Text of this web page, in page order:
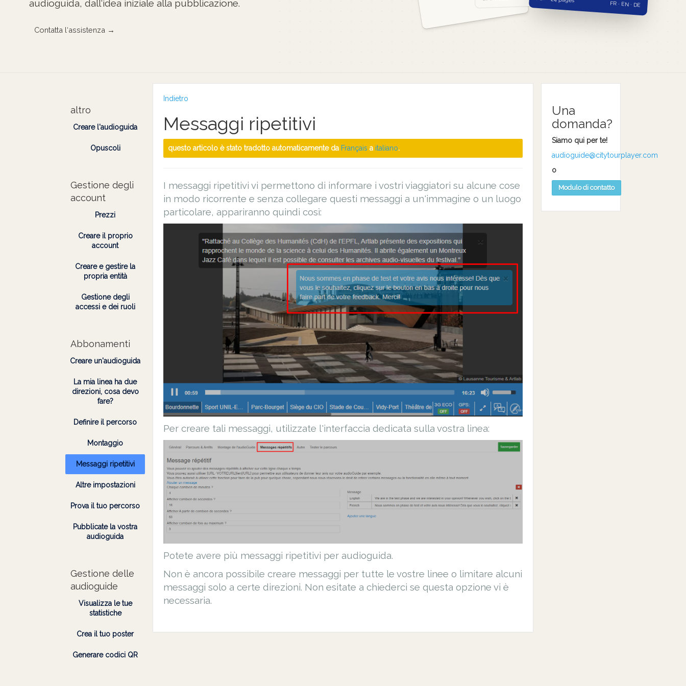
audioguida, dall‘idea iniziale alla pubblicazione.
Contatta l‘assistenza →
FR · EN · DE
altro
Creare l'audioguida
Opuscoli
Gestione degli
account
Prezzi
Creare il proprio
account
Creare e gestire la
propria entità
Gestione degli
accessi e dei ruoli
Abbonamenti
Creare un'audioguida
La mia linea ha due
direzioni, cosa devo
fare?
Definire il percorso
Montaggio
Messaggi ripetitivi
Altre impostazioni
Prova il tuo percorso
Pubblicate la vostra
audioguida
Gestione delle
audioguide
Visualizza le tue
statistiche
Crea il tuo poster
Generare codici QR
Indietro
Messaggi ripetitivi
questo articolo è stato tradotto automaticamente da Français a italiano.
I messaggi ripetitivi vi permettono di informare i vostri viaggiatori su alcune cose
in modo ricorrente e senza collegare questi messaggi a un'immagine o un luogo
particolare, appariranno quindi così:
Per creare tali messaggi, utilizzate l'interfaccia dedicata sulla vostra linea:
Potete avere più messaggi ripetitivi per audioguida.
Non è ancora possibile creare messaggi per tutte le vostre linee o limitare alcuni
messaggi solo a certe direzioni. Non esitate a chiederci se questa opzione vi è
necessaria.
Una
domanda?
Siamo qui per te!
audioguide@citytourplayer.com
o
Modulo di contatto